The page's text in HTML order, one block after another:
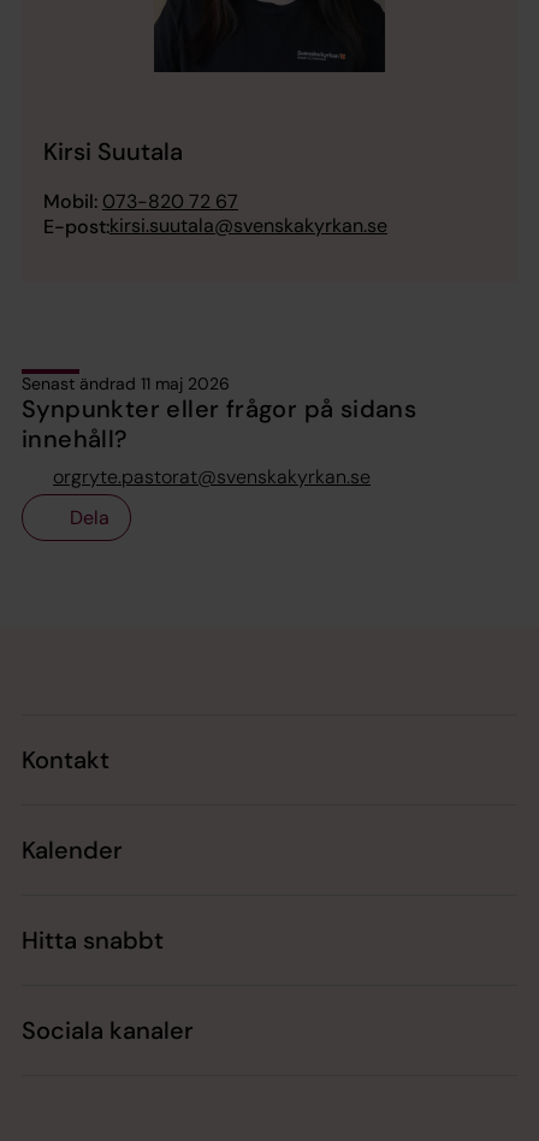
Kirsi Suutala
Mobil: 073-820 72 67
E-post:kirsi.suutala@svenskakyrkan.se
Senast ändrad 11 maj 2026
Synpunkter eller frågor på sidans
innehåll?
orgryte.pastorat@svenskakyrkan.se
Dela
Kontakt
Kalender
Hitta snabbt
Sociala kanaler